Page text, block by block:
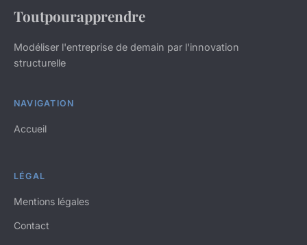
Toutpourapprendre
Modéliser l'entreprise de demain par l'innovation
structurelle
NAVIGATION
Accueil
LÉGAL
Mentions légales
Contact